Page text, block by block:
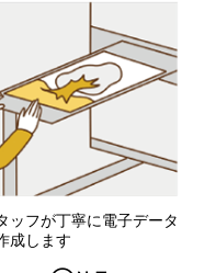
ッフが丁寧に電子データ
成します